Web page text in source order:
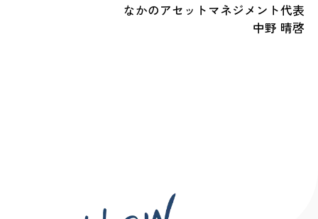
なかのアセットマネジメント代表
中野 晴啓